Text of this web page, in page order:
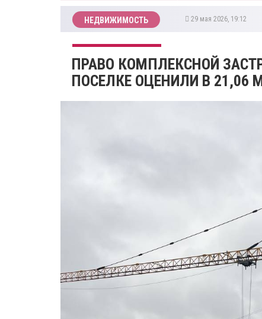
НЕДВИЖИМОСТЬ 29 мая 2026, 19:12
​ПРАВО КОМПЛЕКСНОЙ
ПОСЕЛКЕ ОЦЕНИЛИ В 21,06